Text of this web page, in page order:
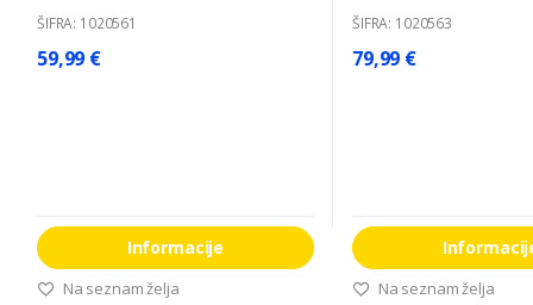
ŠIFRA: 1020561
59,99 €
Informacije
Na seznam želja
ŠIFRA: 1020563
79,99 €
Na seznam želja